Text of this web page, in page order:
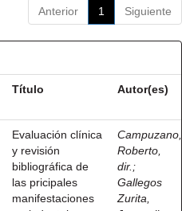
Anterior 1 Siguiente
Título Autor(es)
Evaluación clínica
y revisión
bibliográfica de
las pricipales
manifestaciones
Campuzano,
Roberto,
dir. ;
Gallegos
Zurita,